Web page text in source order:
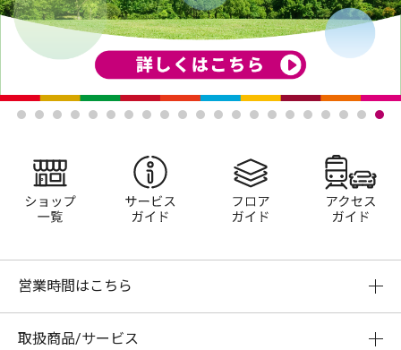
ショップ一覧 サービスガイド フロアガイド
営業時間はこちら
取扱商品/サービス